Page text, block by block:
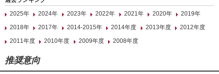
2025年
2024年 2023年 2022年 2021年 2020年
2019年
2018年
2017年 2014-2015年 2014年度 2013年度
2012年度
2011年度
2010年度 2009年度 2008年度
推奨意向